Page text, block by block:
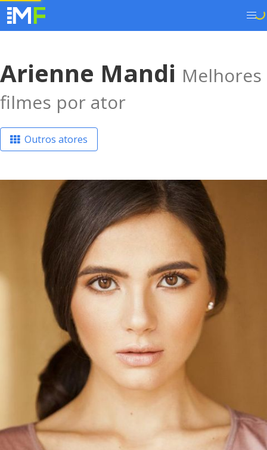
Arienne Mandi Melhores
filmes por ator
Outros atores